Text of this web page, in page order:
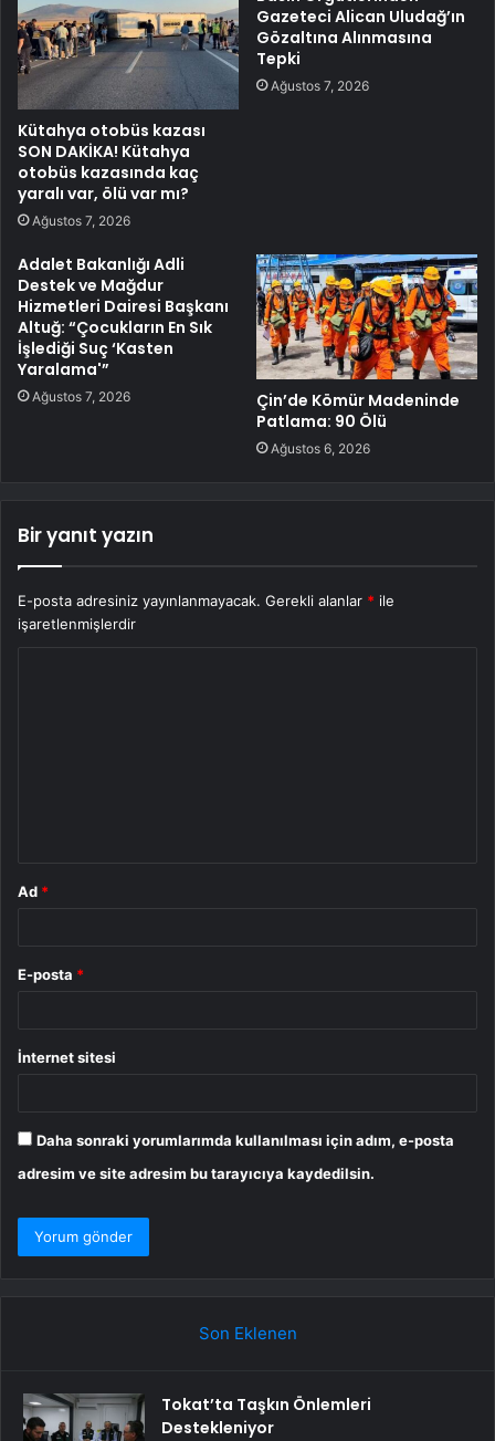
Kütahya otobüs kazası
SON DAKİKA! Kütahya
otobüs kazasında kaç
yaralı var, ölü var mı?
Ağustos 7, 2026
Gazeteci Alican Uludağ’ın
Gözaltına Alınmasına
Tepki
Ağustos 7, 2026
Adalet Bakanlığı Adli
Destek ve Mağdur
Hizmetleri Dairesi Başkanı
Altuğ: “Çocukların En Sık
İşlediği Suç ‘Kasten
Yaralama'”
Ağustos 7, 2026
Çin’de Kömür Madeninde
Patlama: 90 Ölü
Ağustos 6, 2026
Bir yanıt yazın
E-posta adresiniz yayınlanmayacak. Gerekli alanlar * ile
işaretlenmişlerdir
Ad *
E-posta *
İnternet sitesi
Daha sonraki yorumlarımda kullanılması için adım, e-posta
adresim ve site adresim bu tarayıcıya kaydedilsin.
Son Eklenen
Tokat’ta Taşkın Önlemleri
Destekleniyor